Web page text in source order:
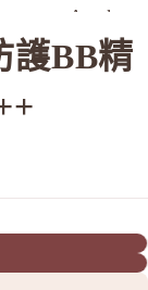
Ampleur
&BE 河
護BB精